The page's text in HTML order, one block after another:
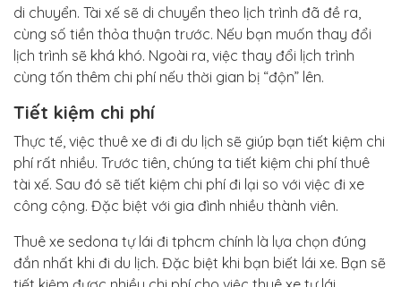
di chuyển. Tài xế sẽ di chuyển theo lịch trình đã đề ra,
cùng số tiền thỏa thuận trước. Nếu bạn muốn thay đổi
lịch trình sẽ khá khó. Ngoài ra, việc thay đổi lịch trình
cùng tốn thêm chi phí nếu thời gian bị “độn” lên.
Tiết kiệm chi phí
Thực tế, việc thuê xe đi đi du lịch sẽ giúp bạn tiết kiệm chi
phí rất nhiều. Trước tiên, chúng ta tiết kiệm chi phí thuê
tài xế. Sau đó sẽ tiết kiệm chi phí đi lại so với việc đi xe
công cộng. Đặc biệt với gia đình nhiều thành viên.
Thuê xe sedona tự lái đi tphcm chính là lựa chọn đúng
đắn nhất khi đi du lịch. Đặc biệt khi bạn biết lái xe. Bạn sẽ